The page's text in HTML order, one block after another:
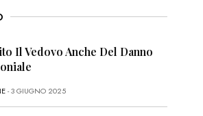
Il Vedovo Anche Del Danno
- 3 GIUGNO 2025